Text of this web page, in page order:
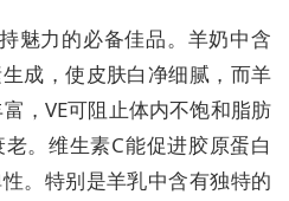
魅力的必备佳品。羊奶中含
成，使皮肤白净细腻，而羊
，VE可阻止体内不饱和脂肪
。维生素C能促进胶原蛋白
。特别是羊乳中含有独特的